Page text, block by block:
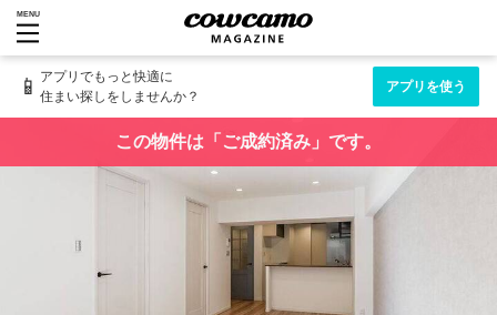
MENU
📱 アプリでもっと快適に
住まい探しをしませんか？
アプリを使う
この物件は「ご成約済み」です。